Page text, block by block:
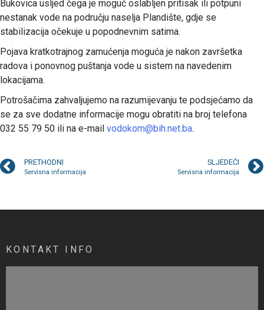
Bukovica usljed čega je moguć oslabljen pritisak ili potpuni
nestanak vode na području naselja Plandište, gdje se
stabilizacija očekuje u popodnevnim satima.
Pojava kratkotrajnog zamućenja moguća je nakon završetka
radova i ponovnog puštanja vode u sistem na navedenim
lokacijama.
Potrošačima zahvaljujemo na razumijevanju te podsjećamo da
se za sve dodatne informacije mogu obratiti na broj telefona
032 55 79 50 ili na e-mail vodokom@bih.net.ba.
PRETHODNI
Servisna informacija
SLJEDEĆI
Servisna informacija
KONTAKT INFO